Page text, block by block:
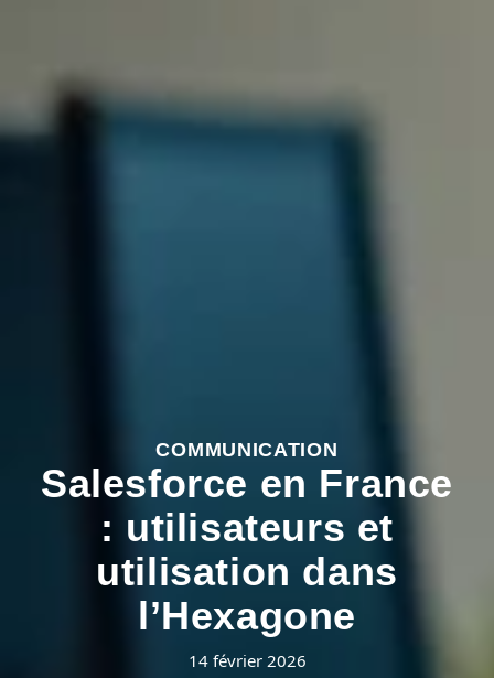
COMMUNICATION
Salesforce en France
: utilisateurs et
utilisation dans
l’Hexagone
14 février 2026